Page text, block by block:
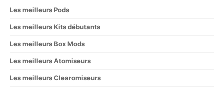
Les meilleurs Pods
Les meilleurs Kits débutants
Les meilleurs Box Mods
Les meilleurs Atomiseurs
Les meilleurs Clearomiseurs